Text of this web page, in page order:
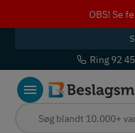
OBS! Se
Ring 92